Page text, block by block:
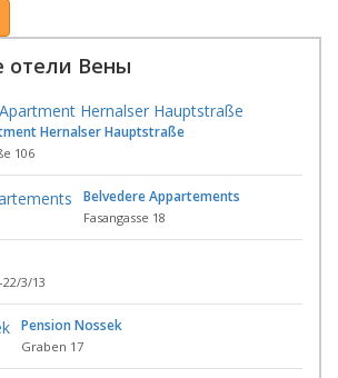
отели Вены
Hernalser Hauptstraße
106
Belvedere Appartements
Fasangasse 18
22/3/13
Pension Nossek
Graben 17